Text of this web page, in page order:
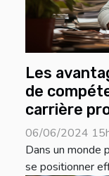
Les
de
carrière
06/06/2024
Dans un monde
se positionner